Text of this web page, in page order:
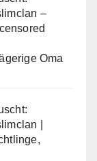
–
Oma
|